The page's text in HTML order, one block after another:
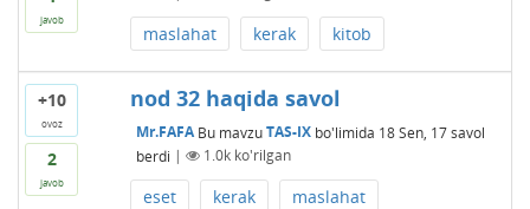
javob
maslahat kerak kitob
+10
ovoz
2
javob
nod 32 haqida savol
Mr.FAFA Bu mavzuTAS-IXbo'limida 18 Sen, 17 savol
berdi | 1.0kko'rilgan
eset kerak maslahat